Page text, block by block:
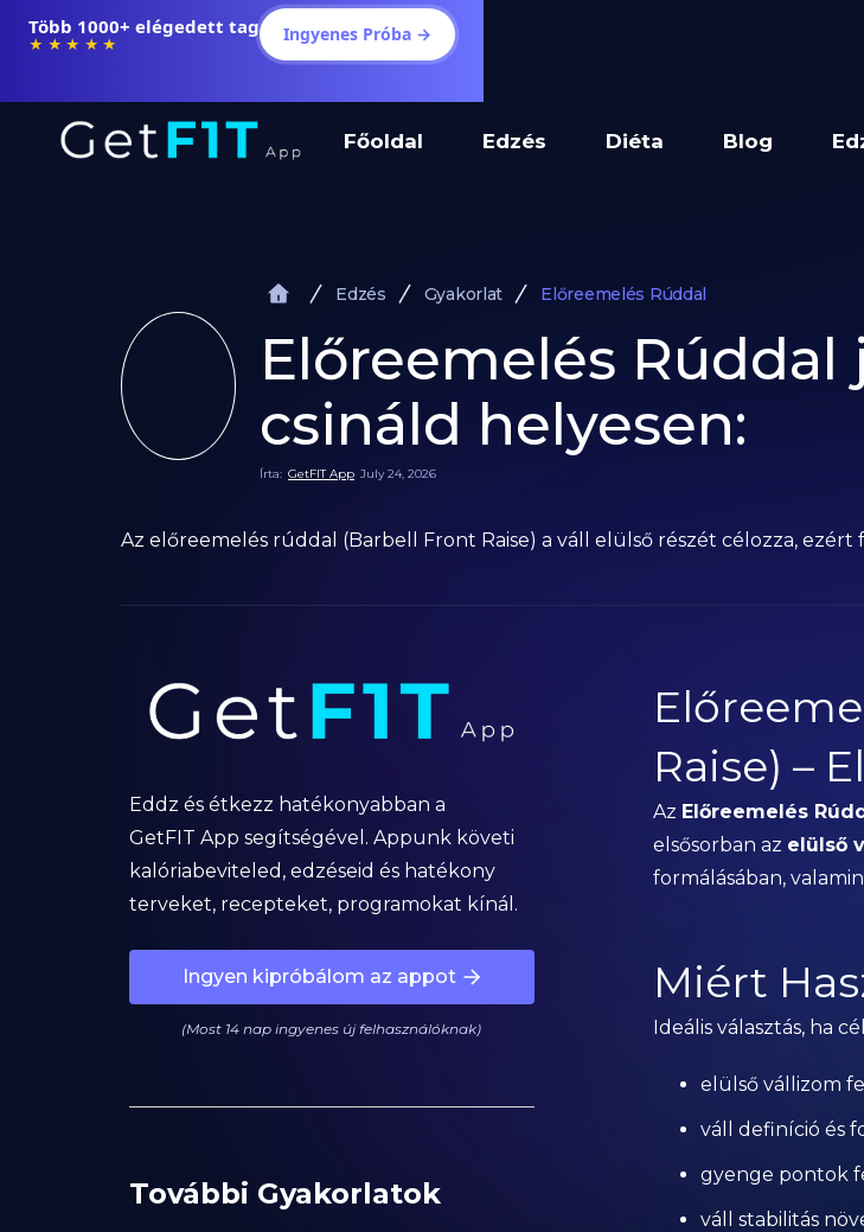
Több 1000+ elégedett tag
★★★★★ Ingyenes Próba →
Főoldal Edzés Diéta Blog
Edzés Gyakorlat Előreemelés Rúddal
Előreemelés
csináld helyesen:
Írta: GetFIT App July 24, 2026
Az előreemelés rúddal (Barbell Front Raise) a váll elülső részét célozza,
Eddz és étkezz hatékonyabban a
GetFIT App segítségével. Appunk követi
kalóriabeviteled, edzéseid és hatékony
terveket, recepteket, programokat kínál.
Ingyen kipróbálom az appot
(Most 14 nap ingyenes új felhasználóknak)
További Gyakorlatok
Raise) –
Az Előreemelés
elsősorban az elülső
formálásában,
Miért
Ideális választás, ha
elülső vállizom
váll definíció és
gyenge pontok
váll stabilitás